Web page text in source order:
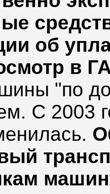
об
в
"по
С 2003
машин